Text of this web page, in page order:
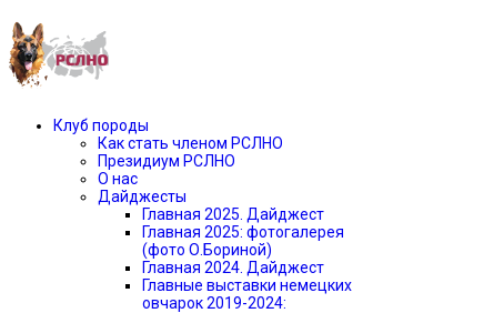
Клуб породы
Как стать членом РСЛНО
Президиум РСЛНО
О нас
Дайджесты
Главная 2025. Дайджест
Главная 2025: фотогалерея
(фото О.Бориной)
Главная 2024. Дайджест
Главные выставки немецких
овчарок 2019-2024: